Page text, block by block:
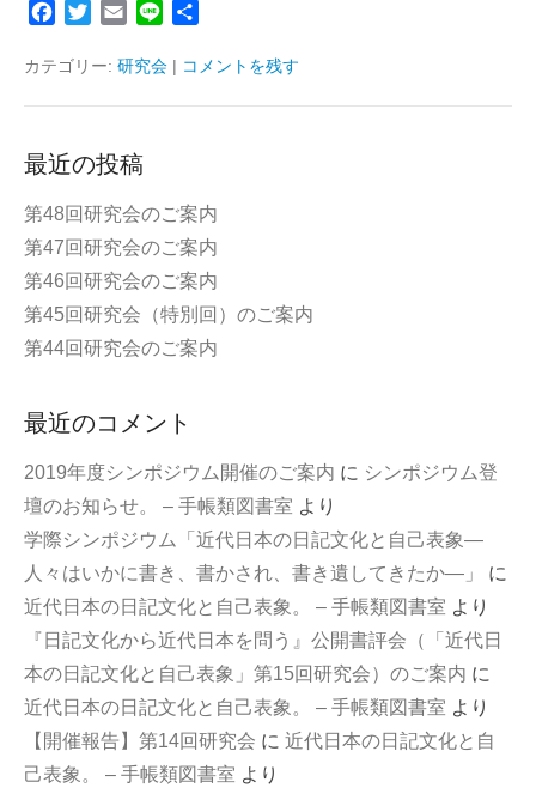
c
o
i
r
E
a
n
カテゴリー: 研究会 | コメントを残す
最近の投稿
第48回研究会のご案内
第47回研究会のご案内
第46回研究会のご案内
第45回研究会（特別回）のご案内
第44回研究会のご案内
最近のコメント
2019年度シンポジウム開催のご案内 に シンポジウム登
壇のお知らせ。 – 手帳類図書室 より
学際シンポジウム「近代日本の日記文化と自己表象—
人々はいかに書き、書かされ、書き遺してきたか—」
に
近代日本の日記文化と自己表象。 – 手帳類図書室 より
『日記文化から近代日本を問う』公開書評会（「近代日
本の日記文化と自己表象」第15回研究会）のご案内 に
近代日本の日記文化と自己表象。 – 手帳類図書室 より
【開催報告】第14回研究会 に 近代日本の日記文化と自
己表象。 – 手帳類図書室 より